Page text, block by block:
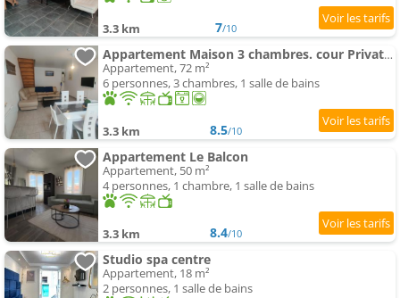
3.3 km 7/10
Appartement Maison 3 chambres. cour Privative 2 places de parking privatives
Appartement, 72 m²
6 personnes, 3 chambres, 1 salle de bains
3.3 km 8.5/10
Appartement Le Balcon
Appartement, 50 m²
4 personnes, 1 chambre, 1 salle de bains
3.3 km 8.4/10
Studio spa centre
Appartement, 18 m²
2 personnes, 1 salle de bains